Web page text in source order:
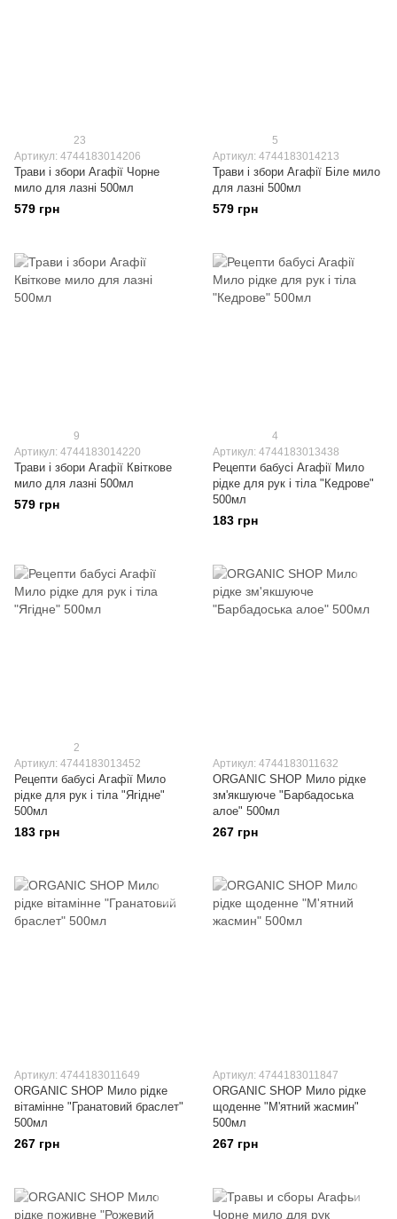
23
Артикул: 4744183014206
Трави і збори Агафії Чорне
мило для лазні 500мл
579 грн
5
Артикул: 4744183014213
Трави і збори Агафії Біле мило
для лазні 500мл
579 грн
9
Артикул: 4744183014220
Трави і збори Агафії Квіткове
мило для лазні 500мл
579 грн
4
Артикул: 4744183013438
Рецепти бабусі Агафії Мило
рідке для рук і тіла "Кедрове"
500мл
183 грн
2
Артикул: 4744183013452
Рецепти бабусі Агафії Мило
рідке для рук і тіла "Ягідне"
500мл
183 грн
Артикул: 4744183011632
ORGANIC SHOP Мило рідке
зм'якшуюче "Барбадоська
алое" 500мл
267 грн
Артикул: 4744183011649
ORGANIC SHOP Мило рідке
вітамінне "Гранатовий браслет"
500мл
267 грн
Артикул: 4744183011847
ORGANIC SHOP Мило рідке
щоденне "М'ятний жасмин"
500мл
267 грн